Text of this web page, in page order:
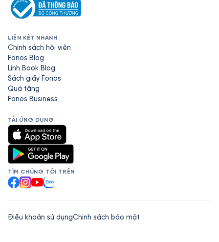
LIÊN KẾT NHANH
Chính sách hội viên
Fonos Blog
Linh Book Blog
Sách giấy Fonos
Quà tặng
Fonos Business
TẢI ỨNG DỤNG
TÌM CHÚNG TÔI TRÊN
Facebook
Instagram
YouTube
Zalo
Điều khoản sử dụngChính sách bảo mật